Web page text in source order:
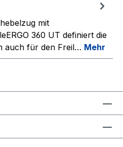
mit
360 UT definiert die
auch für den Freil… Mehr